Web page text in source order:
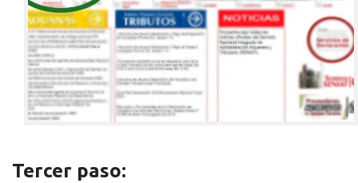
Tercer paso: